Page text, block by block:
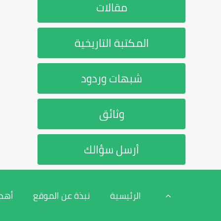
مقالات
المكتبة التاريخية
شبهات وردود
وثائق
أرسل سؤالك
الرئيسية نبذة عن الموقع